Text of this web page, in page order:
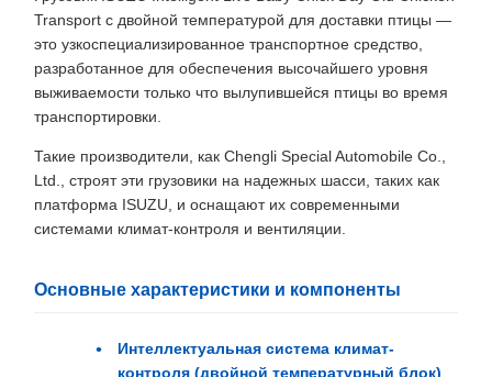
Transport с двойной температурой для доставки птицы —
это узкоспециализированное транспортное средство,
разработанное для обеспечения высочайшего уровня
выживаемости только что вылупившейся птицы во время
транспортировки.
Такие производители, как Chengli Special Automobile Co.,
Ltd., строят эти грузовики на надежных шасси, таких как
платформа ISUZU, и оснащают их современными
системами климат-контроля и вентиляции.
Основные характеристики и компоненты
Интеллектуальная система климат-
контроля (двойной температурный блок)